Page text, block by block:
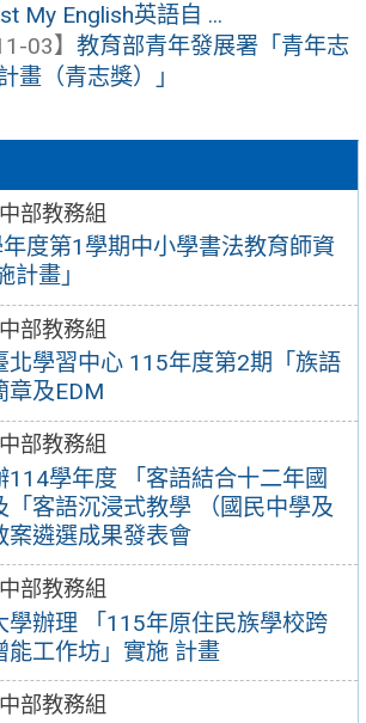
部教務組
年度第1學期中小學書法教育師資
畫」
部教務組
北學習中心 115年度第2期「族語
章及EDM
部教務組
114學年度 「客語結合十二年國
「客語沉浸式教學 （國民中學及
案遴選成果發表會
部教務組
學辦理 「115年原住民族學校跨
能工作坊」實施 計畫
部教務組
My English英語自 ...
03】 教育部青年發展署「青年志
畫（青志獎）」